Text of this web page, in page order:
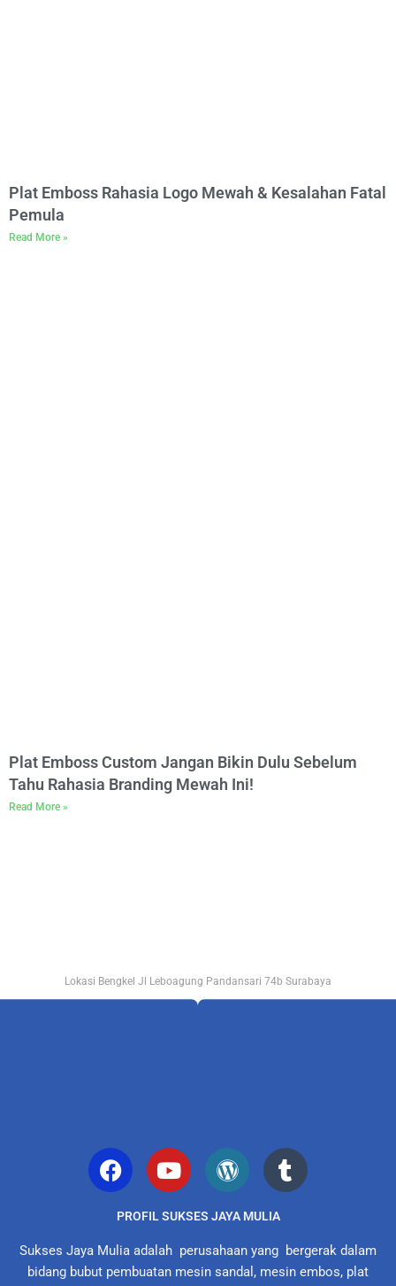
Plat Emboss Rahasia Logo Mewah & Kesalahan Fatal
Pemula
Read More »
Plat Emboss Custom Jangan Bikin Dulu Sebelum
Tahu Rahasia Branding Mewah Ini!
Read More »
Lokasi Bengkel Jl Leboagung Pandansari 74b Surabaya
PROFIL SUKSES JAYA MULIA
Sukses Jaya Mulia adalah perusahaan yang bergerak dalam
bidang bubut pembuatan mesin sandal, mesin embos, plat